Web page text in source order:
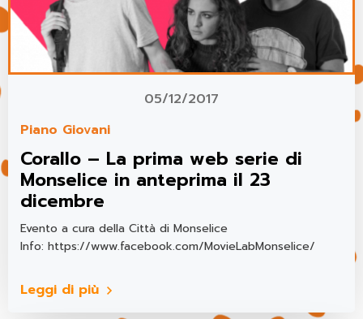
05/12/2017
Piano Giovani
Corallo – La prima web serie di
Monselice in anteprima il 23
dicembre
Evento a cura della Città di Monselice
Info: https://www.facebook.com/MovieLabMonselice/
Leggi di più